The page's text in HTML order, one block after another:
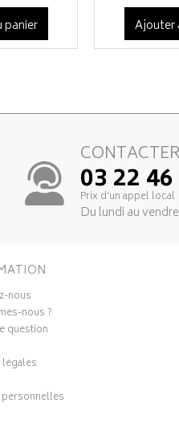
panier Ajouter
03 22
Prix d’un appel local
Du lundi au
nous
nous ?
question